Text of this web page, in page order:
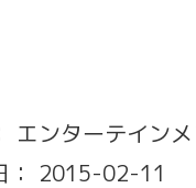
エンターテイン
： 2015-02-11